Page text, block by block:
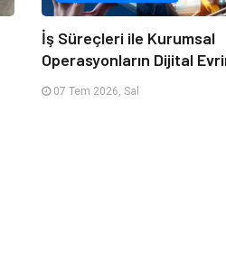
İş Süreçleri ile Kurumsal
Operasyonların Dijital
07 Tem 2026, Sal